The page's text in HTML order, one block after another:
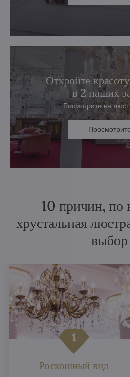
Откройте
в 2 наших
Посмотрите на
Просмотрите
10 причин, по
хрустальная
выбор
Роскошный вид